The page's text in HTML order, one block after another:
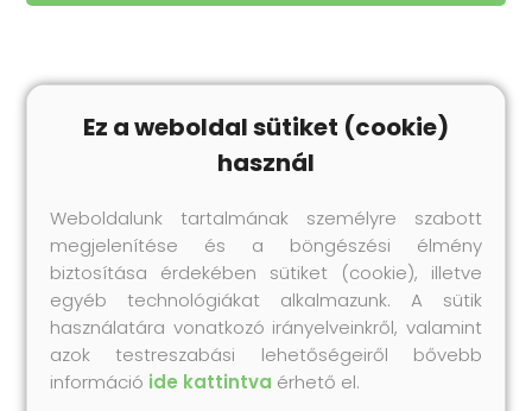
Legnépszerűbb
termékeink
Collonil termékeit!
Ez a weboldal sütiket (cookie)
használ
Weboldalunk tartalmának személyre szabott
megjelenítése és a böngészési élmény
biztosítása érdekében sütiket (cookie), illetve
egyéb technológiákat alkalmazunk. A sütik
használatára vonatkozó irányelveinkről, valamint
azok testreszabási lehetőségeiről bővebb
információ ide kattintva érhető el.